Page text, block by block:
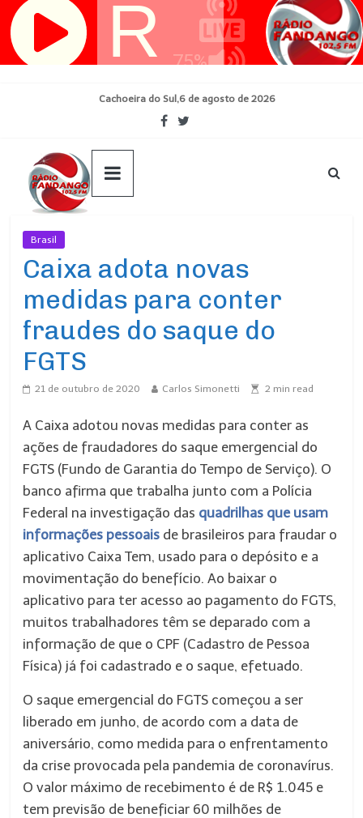
Pular
para
Cachoeira do Sul,6 de agosto de 2026
Brasil
Caixa adota novas
medidas para conter
fraudes do saque do
FGTS
21 de outubro de 2020 Carlos Simonetti 2 min read
A Caixa adotou novas medidas para conter as
ações de fraudadores do saque emergencial do
FGTS (Fundo de Garantia do Tempo de Serviço). O
banco afirma que trabalha junto com a Polícia
Federal na investigação das quadrilhas que usam
informações pessoais de brasileiros para fraudar o
aplicativo Caixa Tem, usado para o depósito e a
movimentação do benefício. Ao baixar o
aplicativo para ter acesso ao pagamento do FGTS,
muitos trabalhadores têm se deparado com a
informação de que o CPF (Cadastro de Pessoa
Física) já foi cadastrado e o saque, efetuado.
O saque emergencial do FGTS começou a ser
liberado em junho, de acordo com a data de
aniversário, como medida para o enfrentamento
da crise provocada pela pandemia de coronavírus.
O valor máximo de recebimento é de R$ 1.045 e
tem previsão de beneficiar 60 milhões de